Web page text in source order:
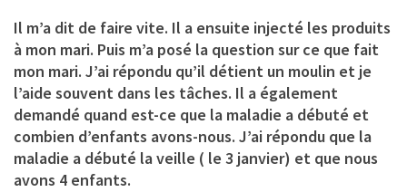
Il m’a dit de faire vite. Il a ensuite injecté les produits
à mon mari. Puis m’a posé la question sur ce que fait
mon mari. J’ai répondu qu’il détient un moulin et je
l’aide souvent dans les tâches. Il a également
demandé quand est-ce que la maladie a débuté et
combien d’enfants avons-nous. J’ai répondu que la
maladie a débuté la veille ( le 3 janvier) et que nous
avons 4 enfants.